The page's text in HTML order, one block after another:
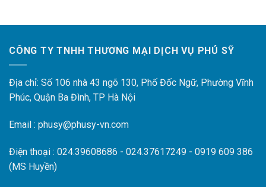
CÔNG TY TNHH THƯƠNG MẠI DỊCH VỤ PHÚ SỸ
Địa chỉ: Số 106 nhà 43 ngõ 130, Phố Đốc Ngữ, Phường Vĩnh
Phúc, Quận Ba Đình, TP Hà Nội
Email : phusy@phusy-vn.com
Điện thoại : 024.39608686 - 024.37617249 - 0919 609 386
(MS Huyền)